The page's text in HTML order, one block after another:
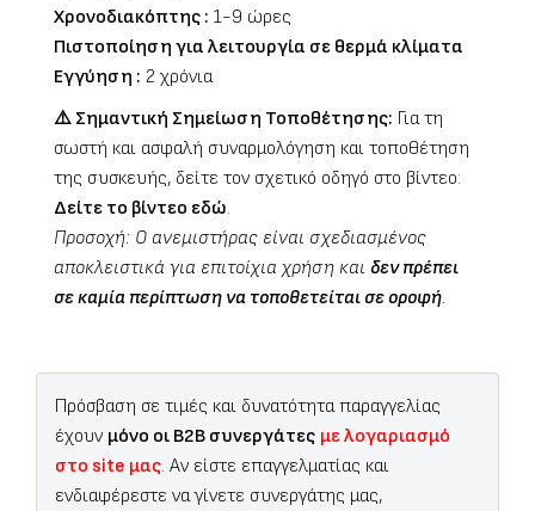
Χρονοδιακόπτης : 1-9 ώρες
Πιστοποίηση για λειτουργία σε θερμά κλίματα
Εγγύηση : 2 χρόνια
⚠️ Σημαντική Σημείωση Τοποθέτησης: Για τη
σωστή και ασφαλή συναρμολόγηση και τοποθέτηση
της συσκευής, δείτε τον σχετικό οδηγό στο βίντεο:
Δείτε το βίντεο εδώ.
Προσοχή: Ο ανεμιστήρας είναι σχεδιασμένος
αποκλειστικά για επιτοίχια χρήση και δεν πρέπει
σε καμία περίπτωση να τοποθετείται σε οροφή.
Πρόσβαση σε τιμές και δυνατότητα παραγγελίας
έχουν μόνο οι B2B συνεργάτες με λογαριασμό
στο site μας. Αν είστε επαγγελματίας και
ενδιαφέρεστε να γίνετε συνεργάτης μας,